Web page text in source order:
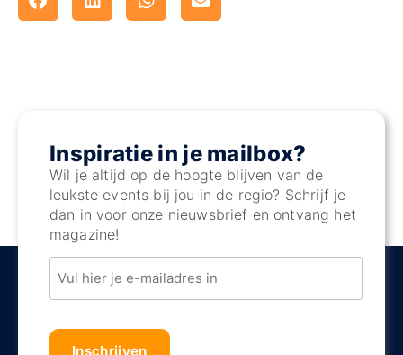
Inspiratie in je mailbox?
Wil je altijd op de hoogte blijven van de
leukste events bij jou in de regio? Schrijf je
dan in voor onze nieuwsbrief en ontvang het
magazine!
Email